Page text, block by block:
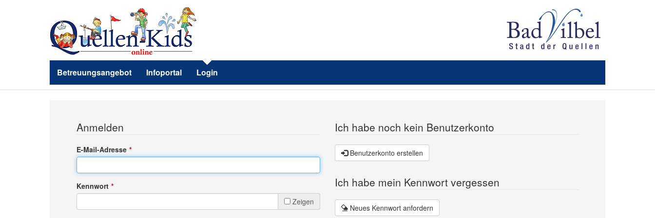
Betreuungsangebot Infoportal Login
Anmelden
E-Mail-Adresse
Kennwort
Zeigen
Ich habe noch kein Benutzerkonto
Benutzerkonto erstellen
Ich habe mein Kennwort vergessen
Neues Kennwort anfordern